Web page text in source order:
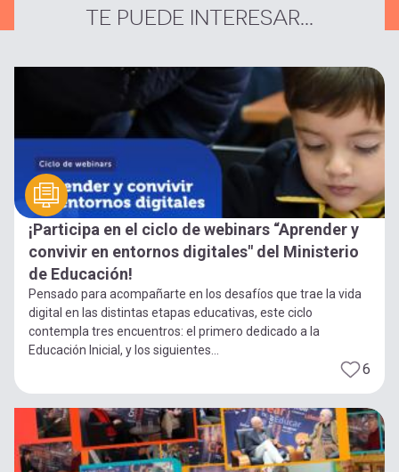
TE PUEDE INTERESAR...
¡Participa en el ciclo de webinars “Aprender y
convivir en entornos digitales" del Ministerio
de Educación!
Pensado para acompañarte en los desafíos que trae la vida
digital en las distintas etapas educativas, este ciclo
contempla tres encuentros: el primero dedicado a la
Educación Inicial, y los siguientes...
6